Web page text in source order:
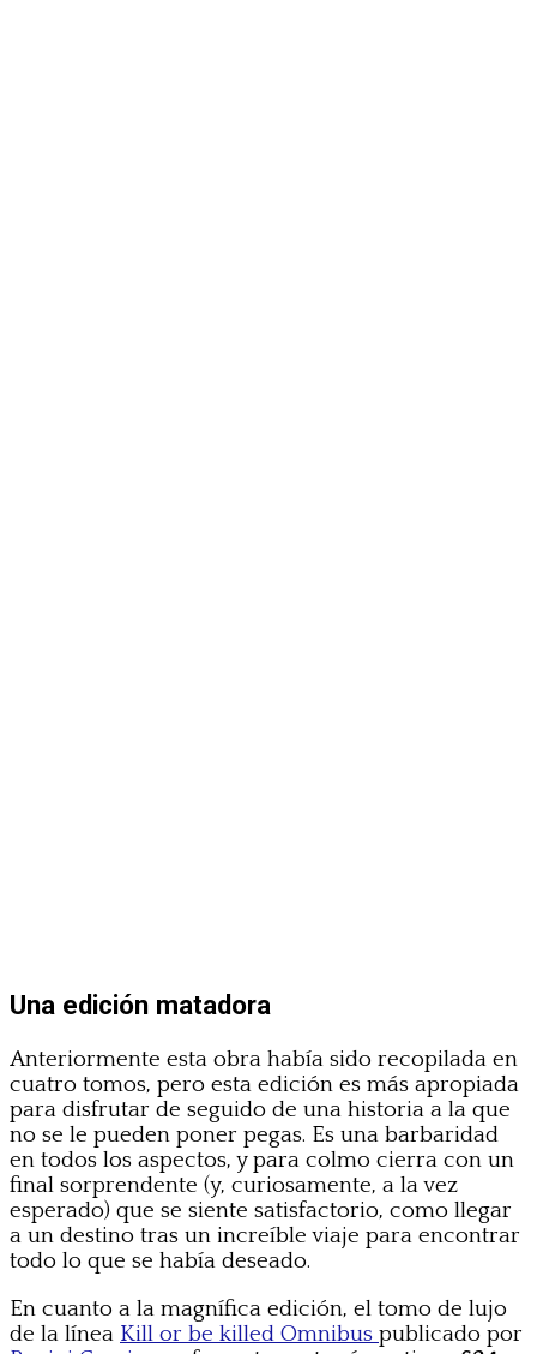
Una edición matadora
Anteriormente esta obra había sido recopilada en
cuatro tomos, pero esta edición es más apropiada
para disfrutar de seguido de una historia a la que
no se le pueden poner pegas. Es una barbaridad
en todos los aspectos, y para colmo cierra con un
final sorprendente (y, curiosamente, a la vez
esperado) que se siente satisfactorio, como llegar
a un destino tras un increíble viaje para encontrar
todo lo que se había deseado.
En cuanto a la magnífica edición, el tomo de lujo
de la línea Kill or be killed Omnibus publicado por